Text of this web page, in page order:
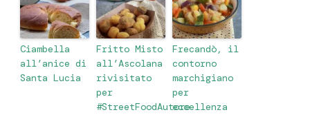
Ciambella
all’anice di
Santa Lucia
Fritto Misto
all’Ascolana
rivisitato
per
#StreetFoodAutore
Frecandò, il
contorno
marchigiano
per
eccellenza